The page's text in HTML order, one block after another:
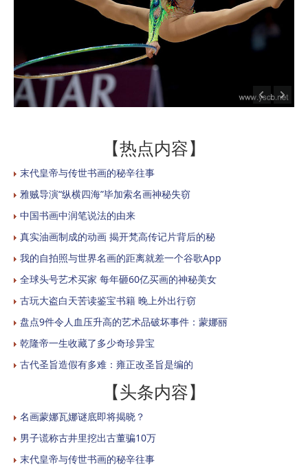
【热点内容】
末代皇帝与传世书画的秘辛往事
雅贼导演“纵横四海”毕加索名画神秘失窃
中国书画中润笔说法的由来
真实油画制成的动画 揭开梵高传记片背后的秘
我的自拍照与世界名画的距离就差一个谷歌App
全球头号艺术买家 每年砸60亿买画的神秘美女
古玩大盗白天苦读鉴宝书籍 晚上外出行窃
盘点9件令人血压升高的艺术品破坏事件：蒙娜丽
乾隆帝一生收藏了多少奇珍异宝
古代圣旨造假有多难：雍正改圣旨是编的
【头条内容】
名画蒙娜瓦娜谜底即将揭晓？
男子谎称古井里挖出古董骗10万
末代皇帝与传世书画的秘辛往事